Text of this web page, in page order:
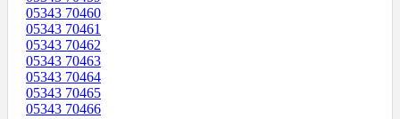
05343 70460
05343 70461
05343 70462
05343 70463
05343 70464
05343 70465
05343 70466